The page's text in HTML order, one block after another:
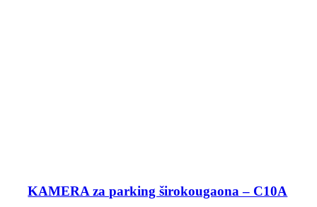
KAMERA za parking širokougaona – C10A